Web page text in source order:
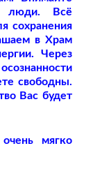
люди. Всё
сохранения
в Храм
Через
свободны.
Вас будет
мягко